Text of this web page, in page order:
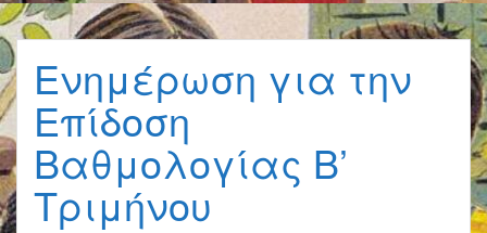
Ενημέρωση για την
Επίδοση
Βαθμολογίας Β’
Τριμήνου